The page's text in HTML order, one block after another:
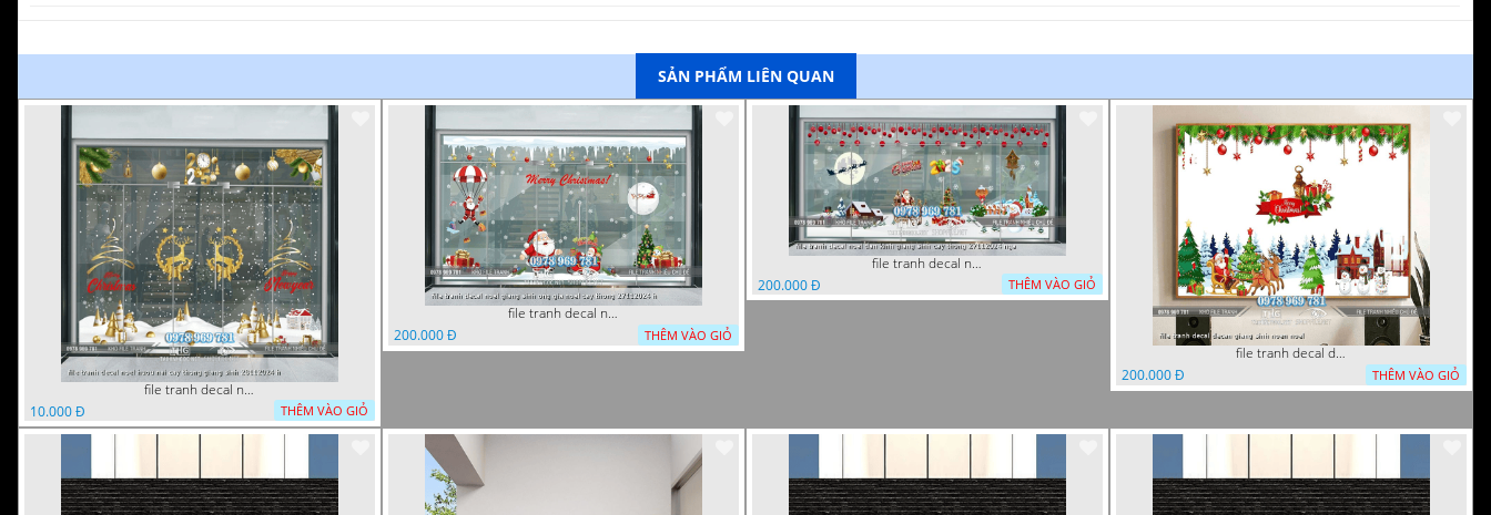
SẢN PHẨM LIÊN QUAN
file tranh decal noel huou nai cay thong giang sinh 28112024 h
10.000 Đ
THÊM VÀO GIỎ
file tranh decal noel giang sinh ong gia noel cay thong 27112024 h
200.000 Đ
THÊM VÀO GIỎ
file tranh decal noel dan kinh giang sinh cay thong 27112024 nga
200.000 Đ
THÊM VÀO GIỎ
file tranh decal decan giang sinh noen noel
200.000 Đ
THÊM VÀO GIỎ